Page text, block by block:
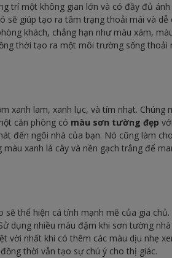
trí một không gian lớn và có đầy đủ
sẽ giúp tạo ra tâm trạng thoải mái và
khách, chẳng hạn như màu xám,
thời tạo ra một môi trường sống thoải
xanh lam, xanh lục, và tím nhạt.
căn phòng có màu sơn tường đẹp
đến ngôi nhà của bạn. Nó cũng làm
xanh lá cây và nền gạch trắng để
sẽ thể hiện cá tính mạnh mẽ của gia
dụng nhiều màu đậm khi sơn tường
vời nhất khi có thêm các màu dịu nhẹ
thời vẫn tạo sự chú ý cho thị giác.